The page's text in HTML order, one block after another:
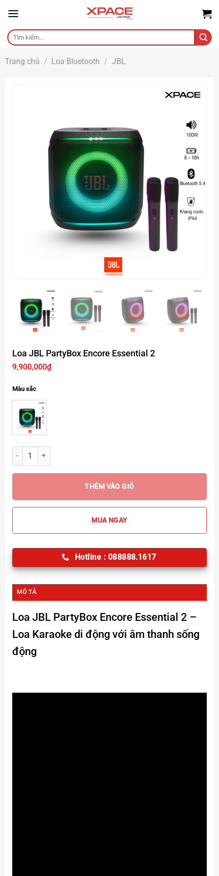
content
Tìm
kiếm:
Trang chủ / Loa Bluetooth / JBL
Loa JBL PartyBox Encore Essential 2
9,900,000₫
Màu sắc
Loa JBL PartyBox Encore Essential 2 số lượng
THÊM VÀO GIỎ
MUA NGAY
Hotline : 088888.1617
MÔ TẢ
Loa JBL PartyBox Encore Essential 2 –
Loa Karaoke di động với âm thanh sống
động